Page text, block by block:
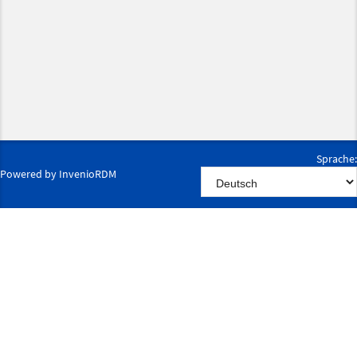
Powered by InvenioRDM
Sprache: